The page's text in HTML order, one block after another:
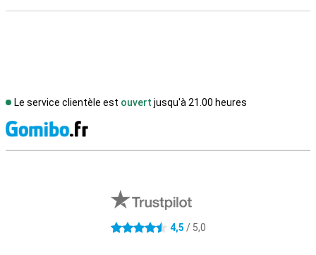
Le service clientèle est ouvert jusqu'à 21.00 heures
4.5 étoiles 4,5 / 5,0